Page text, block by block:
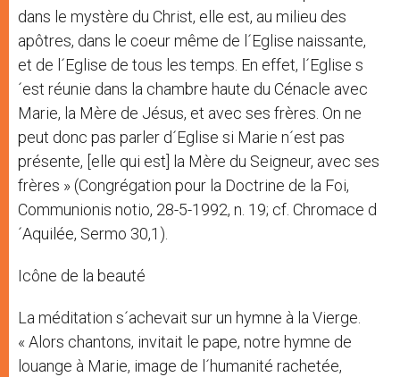
dans le mystère du Christ, elle est, au milieu des
apôtres, dans le coeur même de l´Eglise naissante,
et de l´Eglise de tous les temps. En effet, l´Eglise s
´est réunie dans la chambre haute du Cénacle avec
Marie, la Mère de Jésus, et avec ses frères. On ne
peut donc pas parler d´Eglise si Marie n´est pas
présente, [elle qui est] la Mère du Seigneur, avec ses
frères » (Congrégation pour la Doctrine de la Foi,
Communionis notio, 28-5-1992, n. 19; cf. Chromace d
´Aquilée, Sermo 30,1).
Icône de la beauté
La méditation s´achevait sur un hymne à la Vierge.
« Alors chantons, invitait le pape, notre hymne de
louange à Marie, image de l´humanité rachetée,